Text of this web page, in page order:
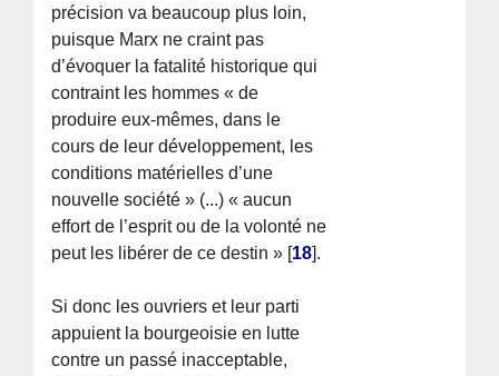
précision va beaucoup plus loin,
puisque Marx ne craint pas
d’évoquer la fatalité historique qui
contraint les hommes « de
produire eux-mêmes, dans le
cours de leur développement, les
conditions matérielles d’une
nouvelle société » (...) « aucun
effort de l’esprit ou de la volonté ne
peut les libérer de ce destin » [18].
Si donc les ouvriers et leur parti
appuient la bourgeoisie en lutte
contre un passé inacceptable,